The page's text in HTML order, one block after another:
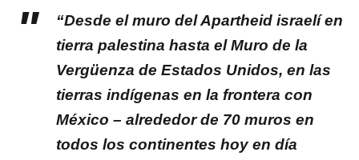
“Desde el muro del Apartheid israelí en
tierra palestina hasta el Muro de la
Vergüenza de Estados Unidos, en las
tierras indígenas en la frontera con
México – alrededor de 70 muros en
todos los continentes hoy en día